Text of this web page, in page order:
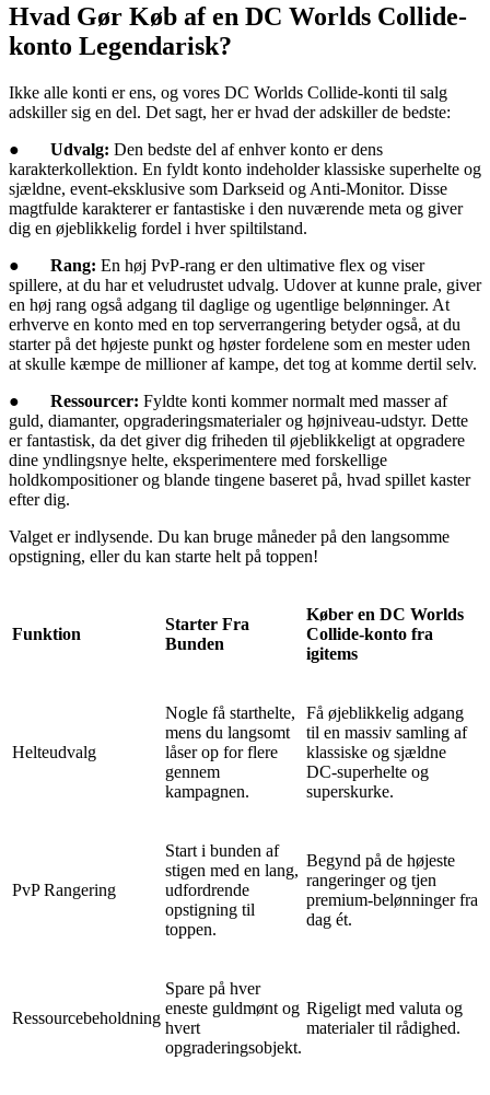
Hvad Gør Køb af en DC Worlds Collide-
konto Legendarisk?
Ikke alle konti er ens, og vores DC Worlds Collide-konti til salg
adskiller sig en del. Det sagt, her er hvad der adskiller de bedste:
● Udvalg: Den bedste del af enhver konto er dens
karakterkollektion. En fyldt konto indeholder klassiske superhelte og
sjældne, event-eksklusive som Darkseid og Anti-Monitor. Disse
magtfulde karakterer er fantastiske i den nuværende meta og giver
dig en øjeblikkelig fordel i hver spiltilstand.
● Rang: En høj PvP-rang er den ultimative flex og viser
spillere, at du har et veludrustet udvalg. Udover at kunne prale, giver
en høj rang også adgang til daglige og ugentlige belønninger. At
erhverve en konto med en top serverrangering betyder også, at du
starter på det højeste punkt og høster fordelene som en mester uden
at skulle kæmpe de millioner af kampe, det tog at komme dertil selv.
● Ressourcer: Fyldte konti kommer normalt med masser af
guld, diamanter, opgraderingsmaterialer og højniveau-udstyr. Dette
er fantastisk, da det giver dig friheden til øjeblikkeligt at opgradere
dine yndlingsnye helte, eksperimentere med forskellige
holdkompositioner og blande tingene baseret på, hvad spillet kaster
efter dig.
Valget er indlysende. Du kan bruge måneder på den langsomme
opstigning, eller du kan starte helt på toppen!
Funktion
Starter Fra
Bunden
Køber en DC Worlds
Collide-konto fra
igitems
Helteudvalg
Nogle få starthelte,
mens du langsomt
låser op for flere
gennem
kampagnen.
Få øjeblikkelig adgang
til en massiv samling af
klassiske og sjældne
DC-superhelte og
superskurke.
PvP Rangering
Start i bunden af
stigen med en lang,
udfordrende
opstigning til
toppen.
Begynd på de højeste
rangeringer og tjen
premium-belønninger fra
dag ét.
Ressourcebeholdning
Spare på hver
eneste guldmønt og
hvert
opgraderingsobjekt.
Rigeligt med valuta og
materialer til rådighed.